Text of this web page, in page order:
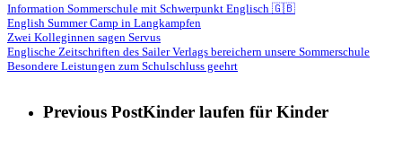
Information Sommerschule mit Schwerpunkt Englisch 🇬🇧
English Summer Camp in Langkampfen
Zwei Kolleginnen sagen Servus
Englische Zeitschriften des Sailer Verlags bereichern unsere Sommerschule
Besondere Leistungen zum Schulschluss geehrt
Previous PostKinder laufen für Kinder